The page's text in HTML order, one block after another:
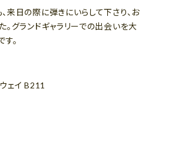
来日の際に弾きにいらして下さり、お
。グランドギャラリーでの出会いを大
。
ェイ B211